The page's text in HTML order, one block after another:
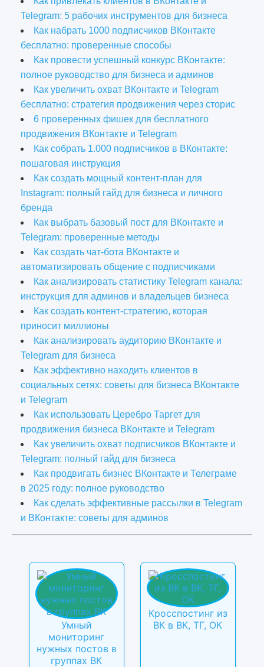
Telegram: 5 рабочих инструментов для бизнеса
Как набрать 1000 подписчиков ВКонтакте
бесплатно: проверенные способы
Как провести успешный конкурс ВКонтакте:
полное руководство для бизнеса и админов
Как увеличить охват ВКонтакте и Telegram
бесплатно: стратегия продвижения через сторис
6 проверенных фишек для бесплатного
продвижения ВКонтакте и Telegram
Как собрать 1.000 подписчиков в ВКонтакте:
пошаговая инструкция
Как создать мощный контент-план для
Instagram: полный гайд для бизнеса и личного
бренда
Как выбрать базовый пост для ВКонтакте и
Telegram: проверенные методы
Как создать чат-бота ВКонтакте и
автоматизировать общение с подписчиками
Как анализировать статистику Telegram канала:
инструкция для админов и владельцев бизнеса
Как создать контент-стратегию, которая
приносит миллионы
Как анализировать аудиторию ВКонтакте и
Telegram для бизнеса
Как эффективно находить клиентов в
социальных сетях: советы для бизнеса ВКонтакте
и Telegram
Как использовать Церебро Таргет для
продвижения бизнеса ВКонтакте и Telegram
Как увеличить охват подписчиков ВКонтакте и
Telegram: полный гайд для бизнеса
Как продвигать бизнес ВКонтакте и Телеграме
в 2025 году: полное руководство
Как сделать эффективные рассылки в Telegram
и ВКонтакте: советы для админов
Умный
мониторинг
нужных постов в
группах ВК
Кросспостинг из
ВК в ВК, ТГ, ОК